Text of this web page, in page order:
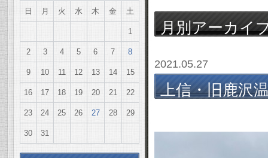
月別アーカイ
2021.05.27
上信・旧鹿沢
日 月 火 水 木 金 土
1
2 3 4 5 6 7 8
9 10 11 12 13 14 15
16 17 18 19 20 21 22
23 24 25 26 27 28 29
30 31